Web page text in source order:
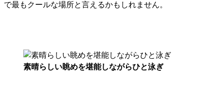
で最もクールな場所と言えるかもしれません。
素晴らしい眺めを堪能しながらひと泳ぎ